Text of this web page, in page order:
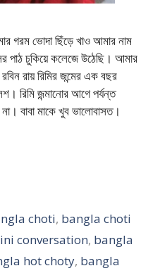
গরম ভোদা ছিঁড়ে খাও আমার নাম
চুকিয়ে কলেজে উঠেছি। আমার
রায় রিমির জন্মের এক বছর
রিমি জন্মানোর আগে পর্যন্ত
বাবা মাকে খুব ভালোবাসত।
choti, bangla choti
conversation, bangla
hot choty, bangla